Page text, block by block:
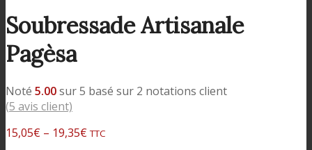
Soubressade Artisanale
Pagèsa
Noté 5.00sur 5 basé sur 2 notations client
(5 avis client)
15,05€ – 19,35€ TTC